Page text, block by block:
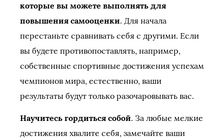
которые вы можете выполнять для
повышения самооценки. Для начала
перестаньте сравнивать себя с другими. Если
вы будете противопоставлять, например,
собственные спортивные достижения успехам
чемпионов мира, естественно, ваши
результаты будут только разочаровывать вас.
Научитесь гордиться собой. За любые мелкие
достижения хвалите себя, замечайте ваши